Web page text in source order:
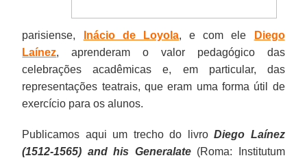
parisiense, Inácio de Loyola, e com ele
Diego
Laínez, aprenderam o valor pedagógico das
celebrações acadêmicas e, em particular, das
representações teatrais, que eram uma forma útil de
exercício para os alunos.
Publicamos aqui um trecho do livroDiego Laínez
(1512-1565) and his Generalate (Roma: Institutum